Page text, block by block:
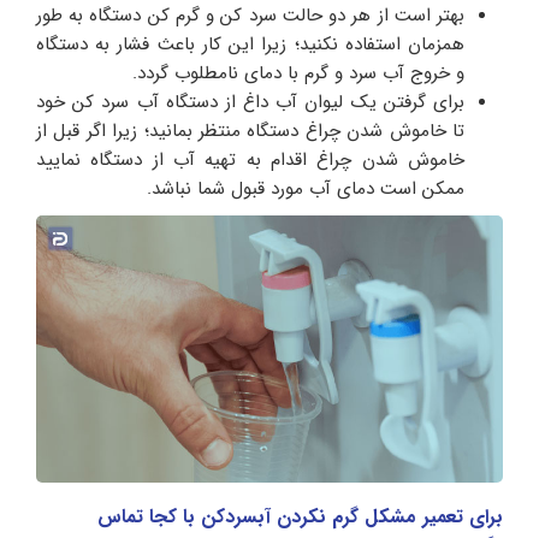
بهتر است از هر دو حالت سرد کن و گرم کن دستگاه به طور
همزمان استفاده نکنید؛ زیرا این کار باعث فشار به دستگاه
و خروج آب سرد و گرم با دمای نامطلوب گردد.
برای گرفتن یک لیوان آب داغ از دستگاه آب سرد کن خود
تا خاموش شدن چراغ دستگاه منتظر بمانید؛ زیرا اگر قبل از
خاموش شدن چراغ اقدام به تهیه آب از دستگاه نمایید
ممکن است دمای آب مورد قبول شما نباشد.
برای تعمیر مشکل گرم نکردن آبسردکن با کجا تماس